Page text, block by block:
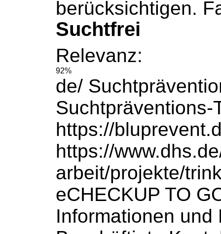
berücksichtigen.
Suchtfrei
Relevanz:
92%
de/
Suchtpräventions-
https://
https://
arbeit/projekte/
eCHECKUP TO
Informationen und